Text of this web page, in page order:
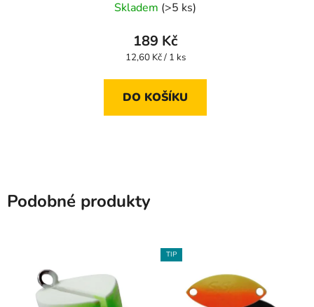
Skladem (>5 ks)
189 Kč
Měrná
12,60 Kč / 1 ks
DO KOŠÍKU
Podobné produkty
TIP